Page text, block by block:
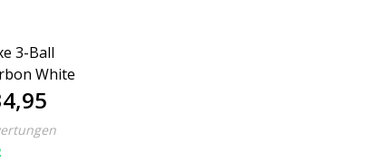
3-Ball
White